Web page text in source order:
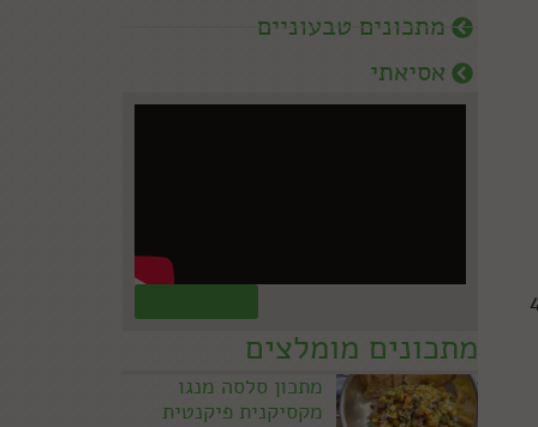
מתכונים טבעוניים
אסיאתי
מתכונים מומלצים
מתכון סלסה מנגו
מקסיקנית פיקנטית
כרובית קרמי ומפנק, כזה שמכינים מ-4